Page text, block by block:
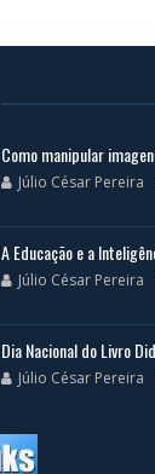
Como manipular
Júlio César Pereira
A Educação e a
Júlio César Pereira
Dia Nacional do Livro
Júlio César Pereira